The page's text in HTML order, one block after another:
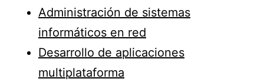
Administración de sistemas
informáticos en red
Desarrollo de aplicaciones
multiplataforma